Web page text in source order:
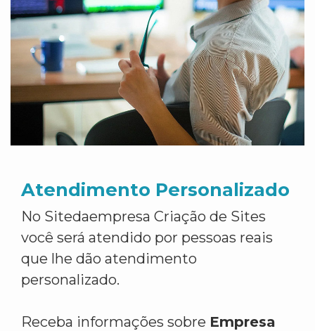
Atendimento Personalizado
No Sitedaempresa Criação de Sites
você será atendido por pessoas reais
que lhe dão atendimento
personalizado.
Receba informações sobre Empresa